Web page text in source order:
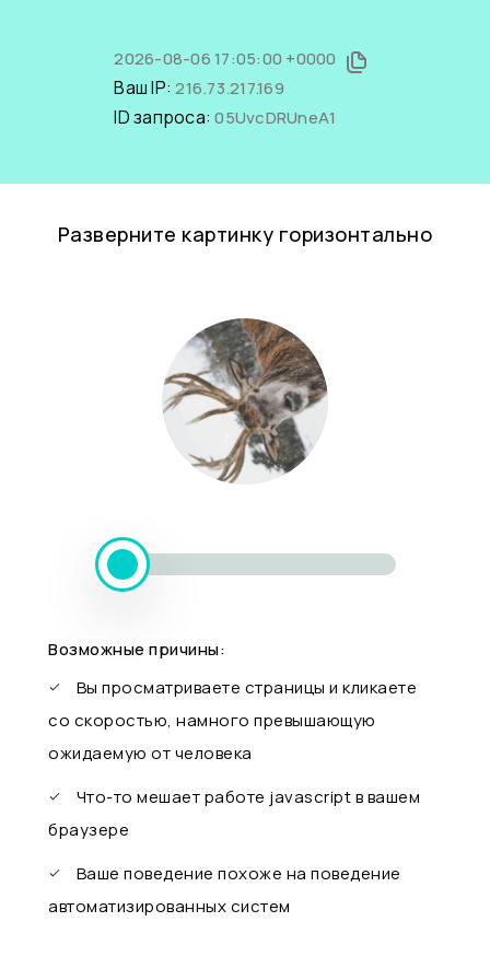
2026-08-06 17:05:00 +0000
Ваш IP:216.73.217.169
ID запроса:05UvcDRUneA1
Разверните картинку горизонтально
Возможные причины:
Вы просматриваете страницы и кликаете
со скоростью, намного превышающую
ожидаемую от человека
Что-то мешает работе javascript в вашем
браузере
Ваше поведение похоже на поведение
автоматизированных систем